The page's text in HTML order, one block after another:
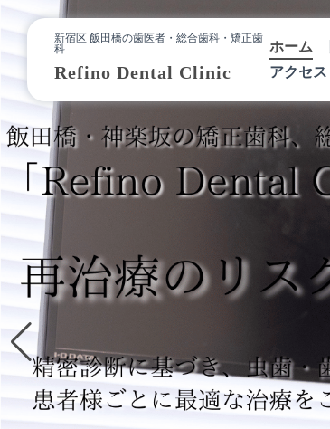
新宿区 飯田橋の歯医者・総合歯科・矯正歯
科
Refino Dental Clinic
ホーム
アクセス